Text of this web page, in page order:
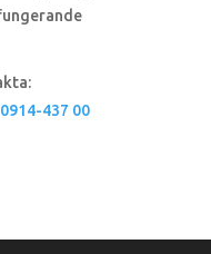
0914-437 00